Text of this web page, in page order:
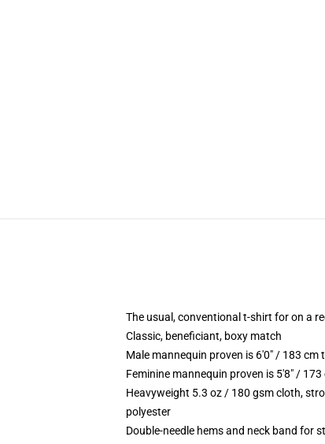
The usual, conventional t-shirt for on a
Classic, beneficiant, boxy match
Male mannequin proven is 6'0" / 183
Feminine mannequin proven is 5'8" /
Heavyweight 5.3 oz / 180 gsm cloth,
polyester
Double-needle hems and neck band for